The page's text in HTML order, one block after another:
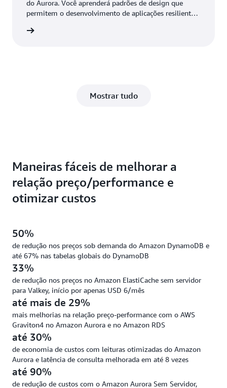
do Aurora. Você aprenderá padrões de design que
permitem o desenvolvimento de aplicações resilientes
disponibilidade (HA) e recuperação de desastres (DR)
Mostrar tudo
Maneiras fáceis de melhorar a
relação preço/performance e
otimizar custos
50%
de redução nos preços sob demanda do Amazon DynamoDB e
até 67% nas tabelas globais do DynamoDB
33%
de redução nos preços no Amazon ElastiCache sem servidor
para Valkey, início por apenas USD 6/mês
até mais de 29%
mais melhorias na relação preço-performance com o AWS
Graviton4 no Amazon Aurora e no Amazon RDS
até 30%
de economia de custos com leituras otimizadas do Amazon
Aurora e latência de consulta melhorada em até 8 vezes
até 90%
de redução de custos com o Amazon Aurora Sem Servidor,